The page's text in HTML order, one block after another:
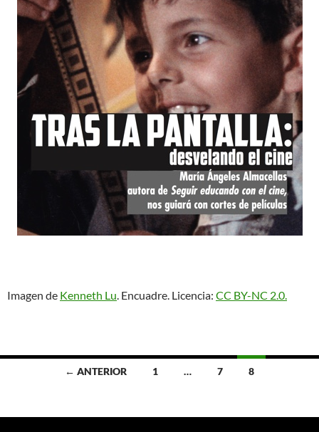
Imagen de Kenneth Lu . Encuadre. Licencia: CC BY-NC 2.0.
las
← ANTERIOR 1 … 7 8